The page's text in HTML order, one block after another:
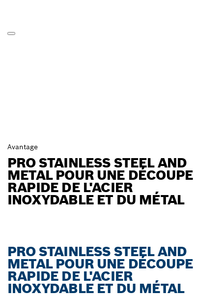
Avantage
PRO STAINLESS STEEL AND
METAL POUR UNE DÉCOUPE
RAPIDE DE L'ACIER
INOXYDABLE ET DU MÉTAL
PRO STAINLESS STEEL AND
METAL POUR UNE DÉCOUPE
RAPIDE DE L'ACIER
INOXYDABLE ET DU MÉTAL